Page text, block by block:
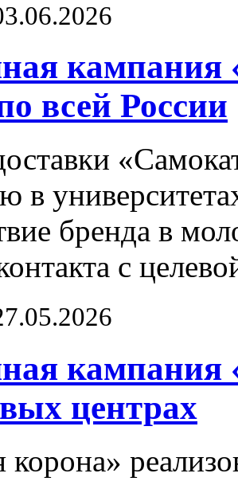
кампания
всей России
в
бренда в
с
кампания
центрах
корона»